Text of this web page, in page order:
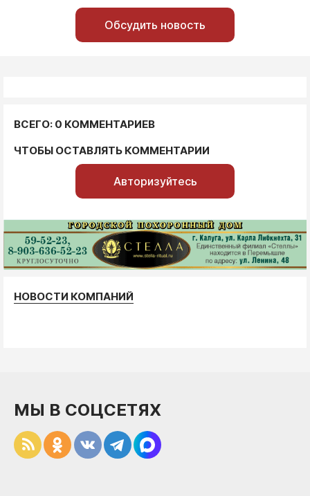
Обсудить новость
ВСЕГО: 0 КОММЕНТАРИЕВ
ЧТОБЫ ОСТАВЛЯТЬ КОММЕНТАРИИ
Авторизуйтесь
НОВОСТИ КОМПАНИЙ
МЫ В СОЦСЕТЯХ